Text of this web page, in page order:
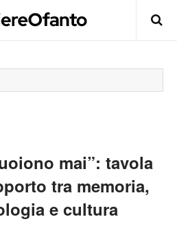
mai”: tavola
tra memoria,
e cultura